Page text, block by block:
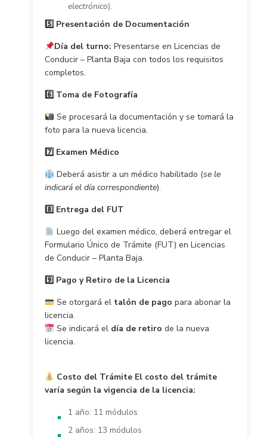
electrónico).
5️⃣ Presentación de Documentación
Día del turno: Presentarse en Licencias de
Conducir – Planta Baja con todos los requisitos
completos.
6️⃣ Toma de Fotografía
Se procesará la documentación y se tomará la
foto para la nueva licencia.
7️⃣ Examen Médico
Deberá asistir a un médico habilitado (se le
indicará el día correspondiente).
8️⃣ Entrega del FUT
Luego del examen médico, deberá entregar el
Formulario Único de Trámite (FUT) en Licencias
de Conducir – Planta Baja.
9️⃣ Pago y Retiro de la Licencia
Se otorgará el talón de pago para abonar la
licencia.
Se indicará el día de retiro de la nueva
licencia.
Costo del Trámite El costo del trámite
varía según la vigencia de la licencia:
1 año: 11 módulos
2 años: 13 módulos